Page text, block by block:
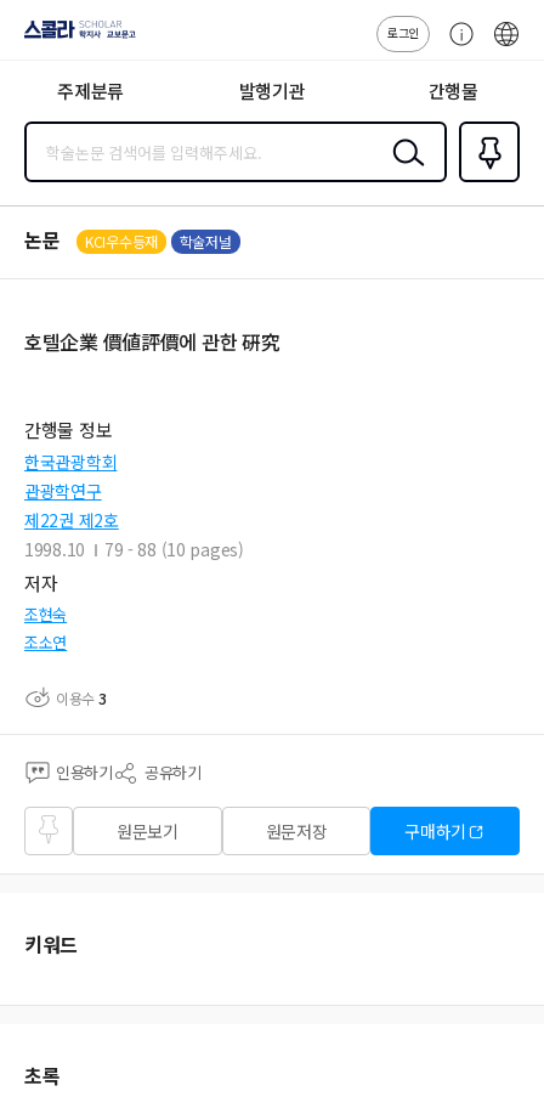
지사·교보문고
로그인
센
주제분류 발행기관 간행물
검색
즐겨찾
기0
논문 KCI우수등재 학술저널
호텔企業 價値評價에 관한 硏究
간행물 정보
한국관광학회
관광학연구
제22권 제2호
1998.10
79 - 88 (10 pages)
저자
조현숙
조소연
이용수3
인용하기 공유하기
즐겨
찾기
원문보기 원문저장 구매하기
키워드
초록